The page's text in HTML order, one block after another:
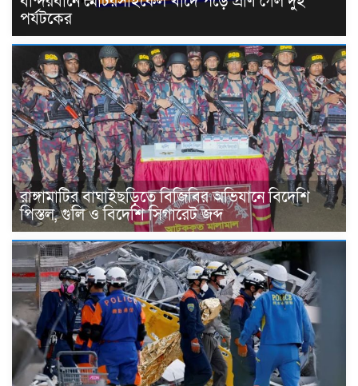
পর্যটকের
রাঙ্গামাটির বাঘাইছড়িতে বিজিবির অভিযানে বিদেশি
পিস্তল, গুলি ও বিদেশি সিগারেট জব্দ